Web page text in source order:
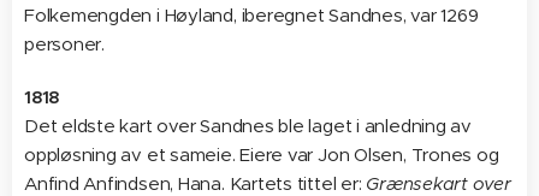
Folkemengden i Høyland, iberegnet Sandnes, var 1269
personer.
1818
Det eldste kart over Sandnes ble laget i anledning av
oppløsning av et sameie. Eiere var Jon Olsen, Trones og
Anfind Anfindsen, Hana. Kartets tittel er: Grænsekart over